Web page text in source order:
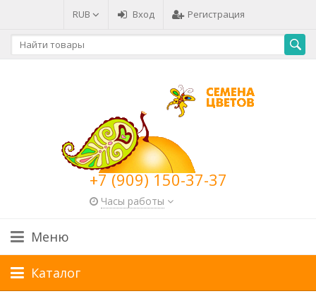
RUB Вход Регистрация
+7 (909) 150-37-37
Часы работы
Меню
Каталог